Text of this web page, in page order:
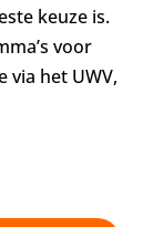
keuze is.
voor
via het UWV,